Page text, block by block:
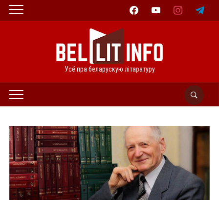
facebookyoutube instagramtelegram
Усё пра беларускую літаратуру